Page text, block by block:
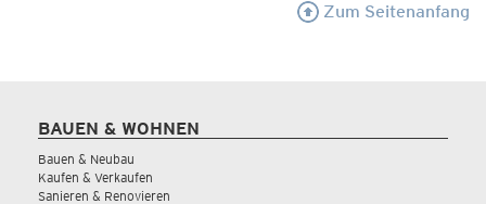
Zum Seitenanfang
BAUEN & WOHNEN
Bauen & Neubau
Kaufen & Verkaufen
Sanieren & Renovieren